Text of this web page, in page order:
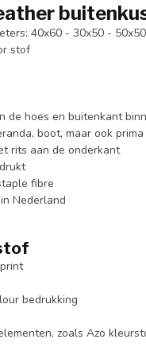
40x60 - 30x50 -
stof
de hoes en buitenkant
boot, maar ook prima
rits aan de onderkant
fibre
Nederland
bedrukking
zoals Azo